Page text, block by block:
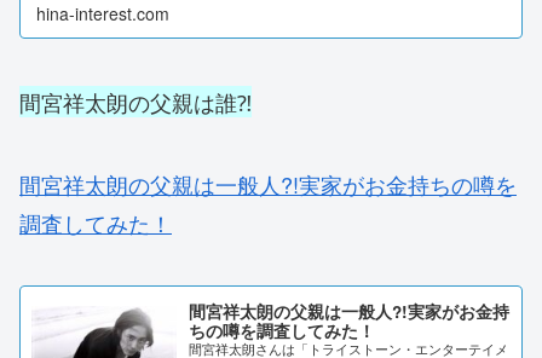
の...
hina-interest.com
間宮祥太朗の父親は誰⁈
間宮祥太朗の父親は一般人?!実家がお金持ちの噂を
調査してみた！
間宮祥太朗の父親は一般人?!実家がお金持
ちの噂を調査してみた！
間宮祥太朗さんは「トライストーン・エンターテイメ